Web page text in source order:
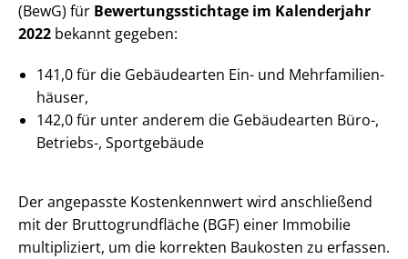
(BewG) für Be­wer­tungs­stich­ta­ge im Kalenderjahr
2022 bekannt gegeben:
141,0 für die Gebäudearten Ein- und Mehr­fa­mi­li­en­
häu­ser,
142,0 für unter anderem die Gebäudearten Büro-,
Betriebs-, Sportgebäude
Der angepasste Kostenkennwert wird anschließend
mit der Brut­to­grund­flä­che (BGF) einer Immobilie
multipliziert, um die korrekten Baukosten zu erfassen.